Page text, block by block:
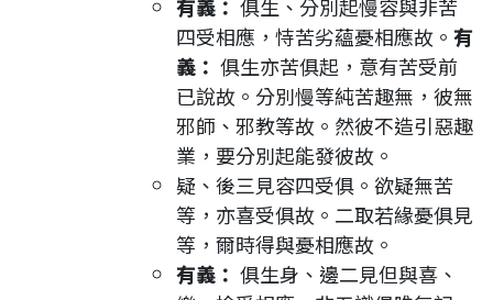
有義： 俱生、分別起慢容與非苦
四受相應，恃苦劣蘊憂相應故。 有
義： 俱生亦苦俱起，意有苦受前
已說故。分別慢等純苦趣無，彼無
邪師、邪教等故。然彼不造引惡趣
業，要分別起能發彼故。
疑、後三見容四受俱。欲疑無苦
等，亦喜受俱故。二取若緣憂俱見
等，爾時得與憂相應故。
有義： 俱生身、邊二見但與喜、